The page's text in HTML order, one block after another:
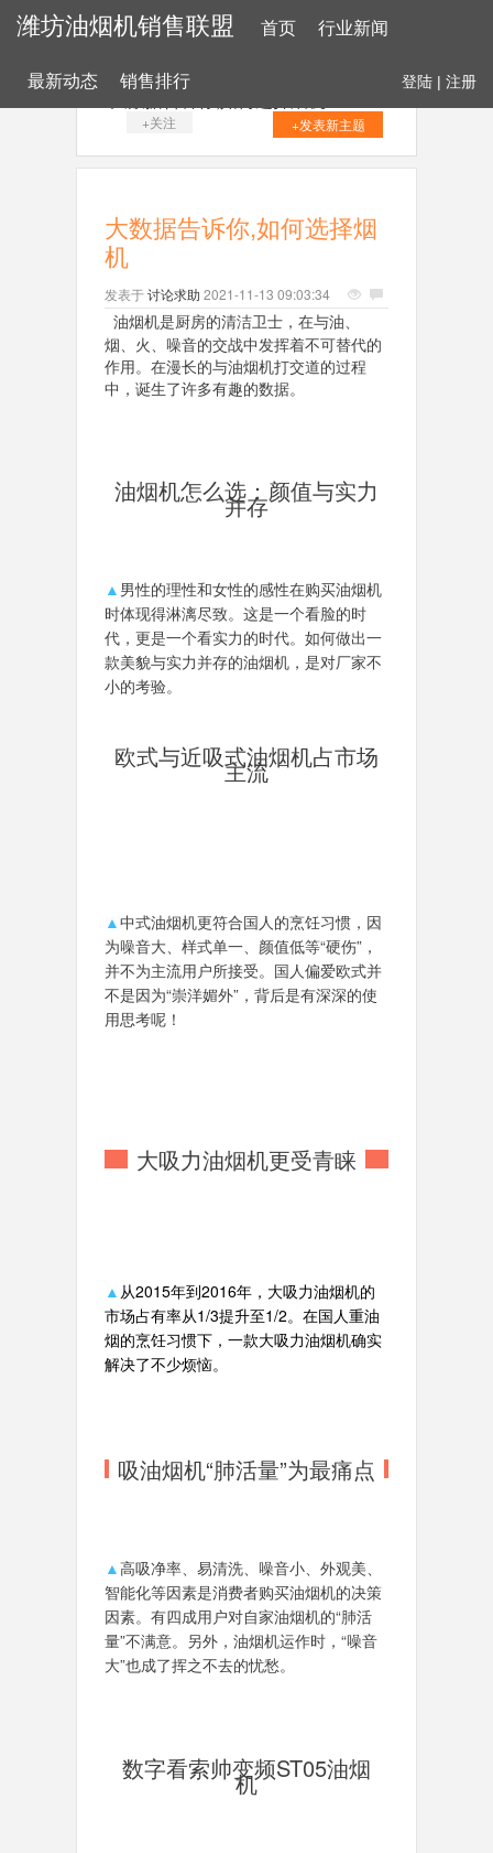
潍坊油烟机销售联盟 首页 行业新闻
最新动态 销售排行 登陆 | 注册
+关注 +发表新主题
大数据告诉你,如何选择烟
机
发表于讨论求助 2021-11-13 09:03:34
油烟机是厨房的清洁卫士，在与油、
烟、火、噪音的交战中发挥着不可替代的
作用。在漫长的与油烟机打交道的过程
中，诞生了许多有趣的数据。
油烟机怎么选：颜值与实力
并存
▲ 男性的理性和女性的感性在购买油烟机
时体现得淋漓尽致。这是一个看脸的时
代，更是一个看实力的时代。如何做出一
款美貌与实力并存的油烟机，是对厂家不
小的考验。
欧式与近吸式油烟机占市场
主流
▲中式油烟机更符合国人的烹饪习惯，因
为噪音大、样式单一、颜值低等“硬伤”，
并不为主流用户所接受。国人偏爱欧式并
不是因为“崇洋媚外”，背后是有深深的使
用思考呢！
大吸力油烟机更受青睐
▲ 从2015年到2016年，大吸力油烟机的
市场占有率从1/3提升至1/2。在国人重油
烟的烹饪习惯下，一款大吸力油烟机确实
解决了不少烦恼。
吸油烟机“肺活量”为最痛点
▲高吸净率、易清洗、噪音小、外观美、
智能化等因素是消费者购买油烟机的决策
因素。有四成用户对自家油烟机的“肺活
量”不满意。另外，油烟机运作时，“噪音
大”也成了挥之不去的忧愁。
数字看索帅变频ST05油烟
机